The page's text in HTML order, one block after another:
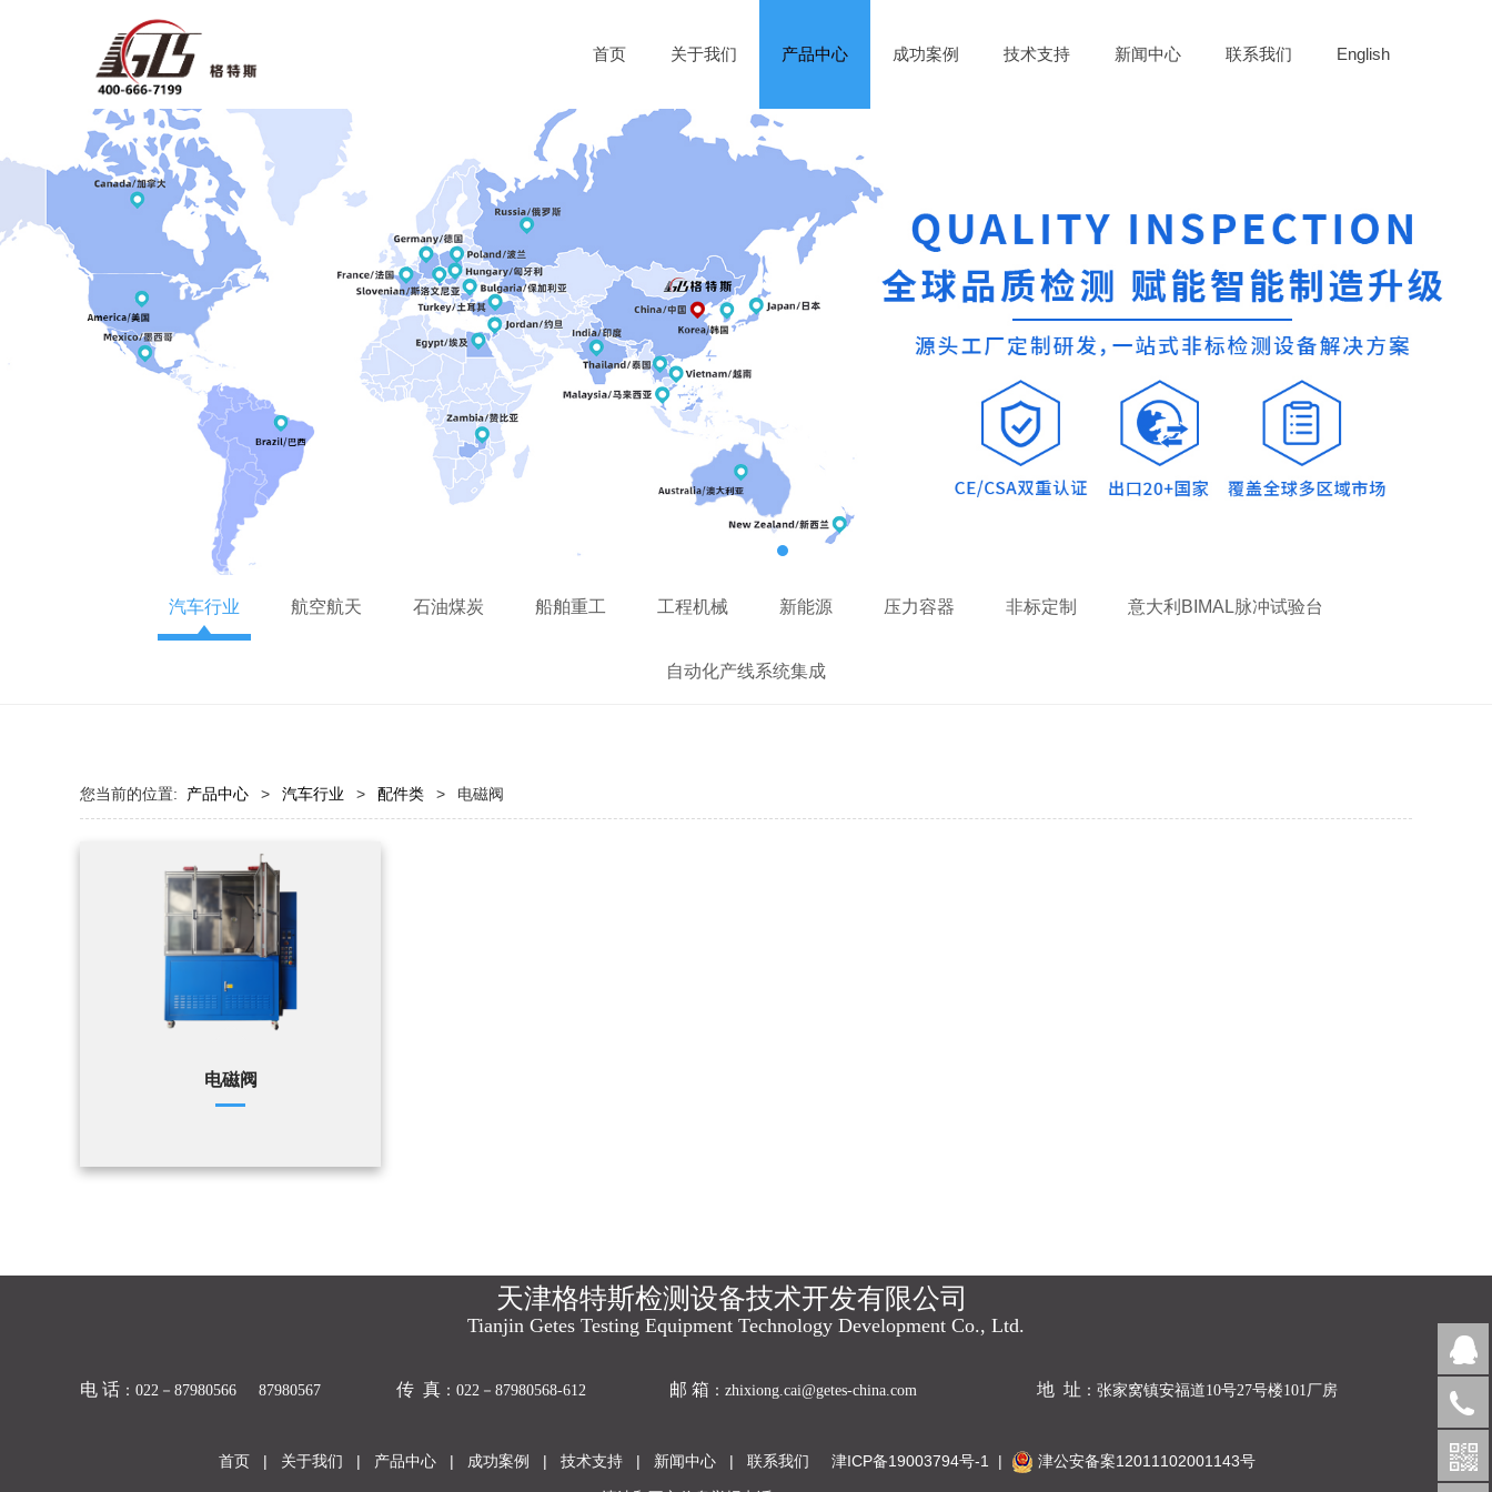
首页 关于我们 产品中心 成功案例 技术支持 新闻中心 联系我们 English
汽车行业 航空航天 石油煤炭 船舶重工 工程机械 新能源 压力容器 非标定制 意大利BIMAL脉冲试验台
自动化产线系统集成
您当前的位置: 产品中心 > 汽车行业 > 配件类 > 电磁阀
电磁阀
天津格特斯检测设备技术开发有限公司
Tianjin Getes Testing Equipment Technology Development Co., Ltd.
电 话 ： 022－87980566 87980567 传 真 ：022－87980568-612 邮 箱 ：zhixiong.cai@getes-china.com 地 址 ：张家窝镇安福道10号27号楼101厂房
首页 | 关于我们 | 产品中心 | 成功案例 | 技术支持 | 新闻中心 | 联系我们 津ICP备19003794号-1 | 津公安备案12011102001143号